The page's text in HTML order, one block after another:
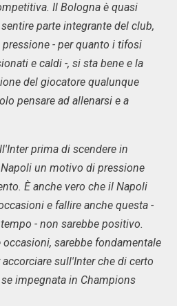
Il Bologna è quasi
parte integrante del club,
- per quanto i tifosi
e caldi -, si sta bene e la
del giocatore qualunque
pensare ad allenarsi e a
prima di scendere in
un motivo di pressione
È anche vero che il Napoli
e fallire anche questa -
- non sarebbe positivo.
sarebbe fondamentale
sull'Inter che di certo
impegnata in Champions